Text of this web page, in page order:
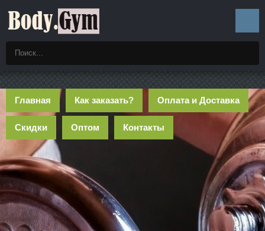
Главная Как заказать? Оплата и Доставка
Скидки Оптом Контакты